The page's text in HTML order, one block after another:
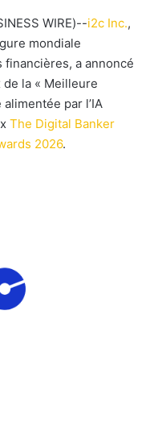
WIRE)--i2c Inc.,
mondiale
a annoncé
la « Meilleure
par l’IA
The Digital Banker
2026.